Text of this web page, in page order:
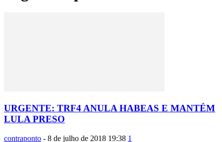
URGENTE: TRF4 ANULA HABEAS E MANTÉM
LULA PRESO
contraponto - 8 de julho de 2018 19:38 1